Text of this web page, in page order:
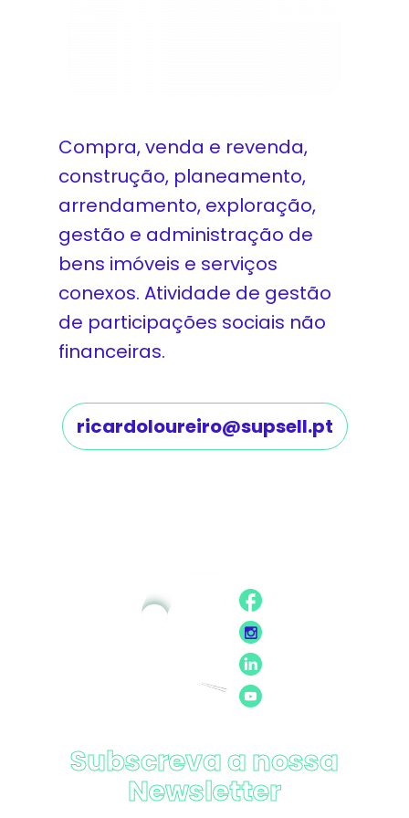
Compra, venda e revenda,
construção, planeamento,
arrendamento, exploração,
gestão e administração de
bens imóveis e serviços
conexos. Atividade de gestão
de participações sociais não
financeiras.
ricardoloureiro@supsell.pt
Subscreva a nossa
Newsletter